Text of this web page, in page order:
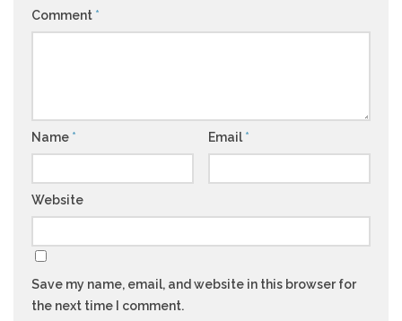
Comment *
Name * Email *
Website
Save my name, email, and website in this browser for
the next time I comment.